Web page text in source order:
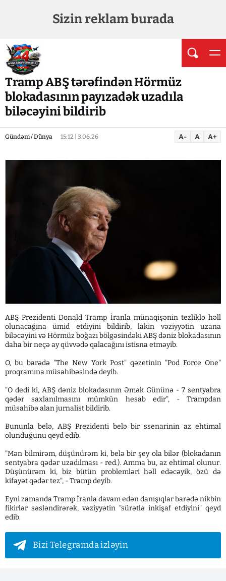
Sizin reklam burada
Tramp ABŞ tərəfindən Hörmüz
blokadasının payızadək uzadıla
biləcəyini bildirib
Gündəm / Dünya 15:12 | 3.06.26 A- A A+
ABŞ Prezidenti Donald Tramp İranla münaqişənin tezliklə həll
olunacağına ümid etdiyini bildirib, lakin vəziyyətin uzana
biləcəyini və Hörmüz boğazı bölgəsindəki ABŞ dəniz blokadasının
daha bir neçə ay qüvvədə qalacağını istisna etməyib.
O, bu barədə "The New York Post" qəzetinin "Pod Force One"
proqramına müsahibəsində deyib.
"O dedi ki, ABŞ dəniz blokadasının Əmək Gününə - 7 sentyabra
qədər saxlanılmasını mümkün hesab edir", - Trampdan
müsahibə alan jurnalist bildirib.
Bununla belə, ABŞ Prezidenti belə bir ssenarinin az ehtimal
olunduğunu qeyd edib.
"Mən bilmirəm, düşünürəm ki, belə bir şey ola bilər (blokadanın
sentyabra qədər uzadılması - red.). Amma bu, az ehtimal olunur.
Düşünürəm ki, biz bütün problemləri həll edəcəyik, özü də
kifayət qədər tez", - Tramp deyib.
Eyni zamanda Tramp İranla davam edən danışıqlar barədə nikbin
fikirlər səsləndirərək, vəziyyətin "sürətlə inkişaf etdiyini" qeyd
edib.
Bizi Telegramda izləyin